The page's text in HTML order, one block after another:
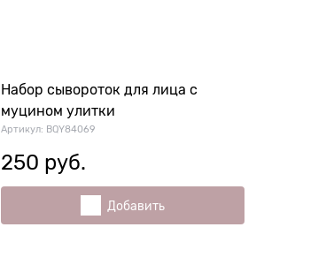
Набор сывороток для лица с
муцином улитки
Артикул: BQY84069
250 руб.
Добавить